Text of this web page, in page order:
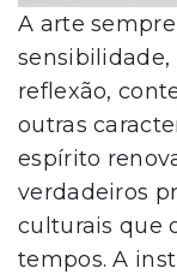
A arte
sensibilidade,
reflexão,
outras
espírito
verdadeiros
culturais que
tempos. A